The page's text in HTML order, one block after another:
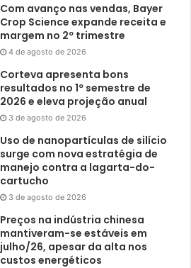
Com avanço nas vendas, Bayer
Crop Science expande receita e
margem no 2º trimestre
4 de agosto de 2026
Corteva apresenta bons
resultados no 1º semestre de
2026 e eleva projeção anual
3 de agosto de 2026
Uso de nanopartículas de silício
surge com nova estratégia de
manejo contra a lagarta-do-
cartucho
3 de agosto de 2026
Preços na indústria chinesa
mantiveram-se estáveis em
julho/26, apesar da alta nos
custos energéticos